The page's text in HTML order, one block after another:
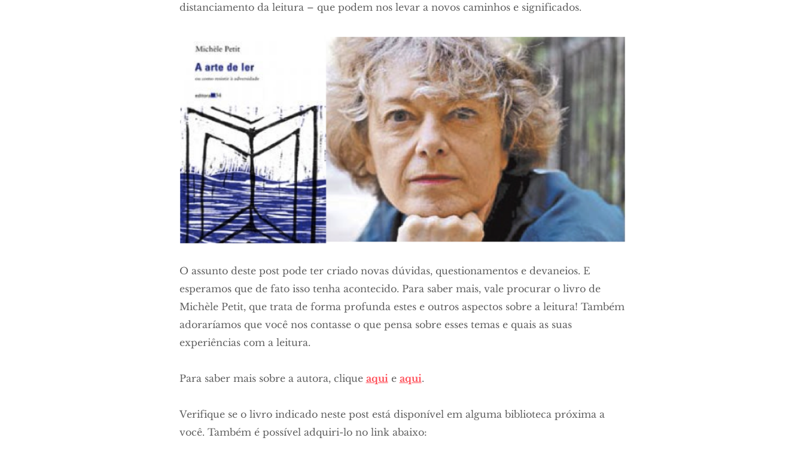
distanciamento da leitura – que podem nos levar a novos caminhos e significados.
O assunto deste post pode ter criado novas dúvidas, questionamentos e devaneios. E
esperamos que de fato isso tenha acontecido. Para saber mais, vale procurar o livro de
Michèle Petit, que trata de forma profunda estes e outros aspectos sobre a leitura! Também
adoraríamos que você nos contasse o que pensa sobre esses temas e quais as suas
experiências com a leitura.
Para saber mais sobre a autora, clique aquie aqui.
Verifique se o livro indicado neste post está disponível em alguma biblioteca próxima a
você. Também é possível adquiri-lo no link abaixo: